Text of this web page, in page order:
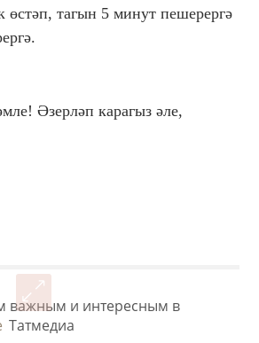
өстәп, тагын 5 минут пешерергә
Әзерләп карагыз әле,
важным и интересным в
Татмедиа